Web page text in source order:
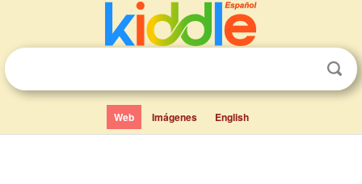
Web Imágenes English